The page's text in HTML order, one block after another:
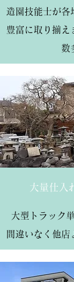
造園技能士が各
豊富に取り揃え
数
大量仕入
大型トラック
間違いなく他店